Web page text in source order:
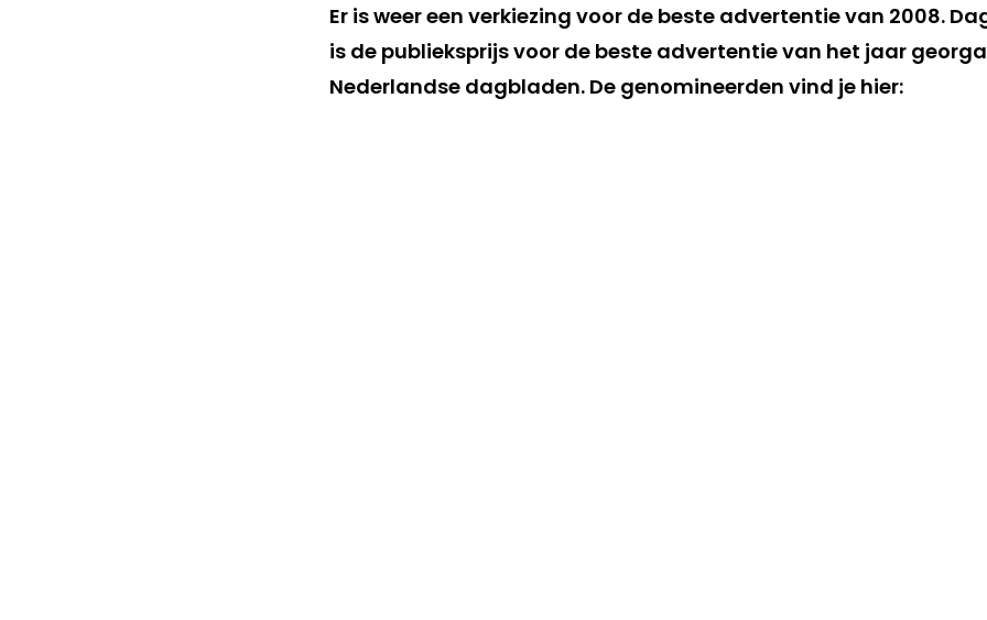
Er is weer een verkiezing voor de beste advertentie van 2008.
is de publieksprijs voor de beste advertentie van het jaar
Nederlandse dagbladen. De genomineerden vind je hier: